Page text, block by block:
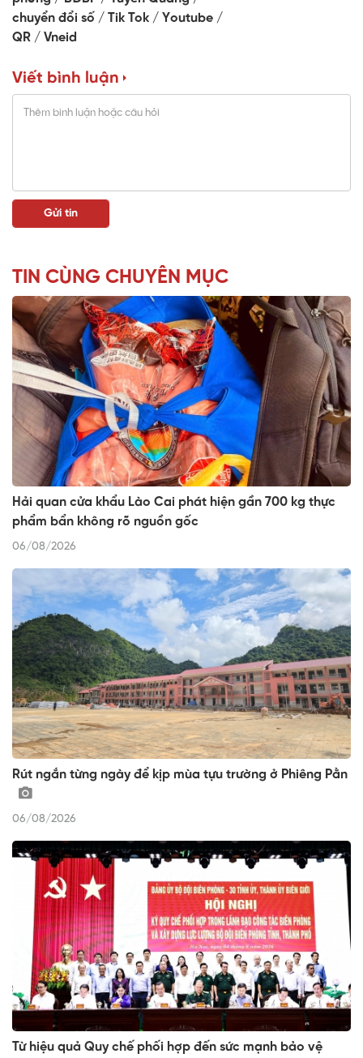
chuyển đổi số
Tik Tok
Youtube
QR
Vneid
Viết bình luận
TIN CÙNG CHUYÊN MỤC
Hải quan cửa khẩu Lào Cai phát hiện gần 700 kg thực
phẩm bẩn không rõ nguồn gốc
06/08/2026
Rút ngắn từng ngày để kịp mùa tựu trường ở Phiêng Pằn
06/08/2026
Từ hiệu quả Quy chế phối hợp đến sức mạnh bảo vệ